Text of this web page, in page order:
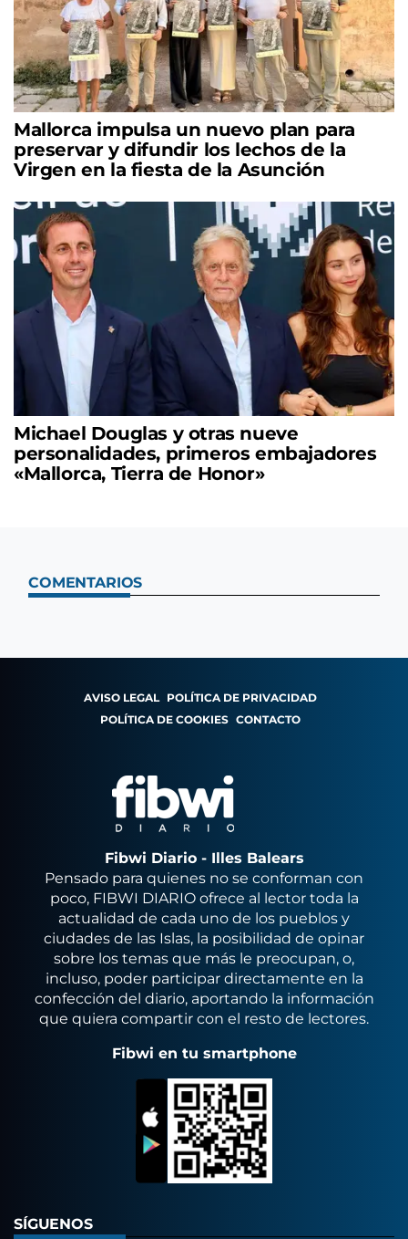
Mallorca impulsa un nuevo plan para
preservar y difundir los lechos de la
Virgen en la fiesta de la Asunción
Michael Douglas y otras nueve
personalidades, primeros embajadores
«Mallorca, Tierra de Honor»
COMENTARIOS
AVISO LEGAL POLÍTICA DE PRIVACIDAD
POLÍTICA DE COOKIES CONTACTO
Fibwi Diario - Illes Balears
Pensado para quienes no se conforman con
poco, FIBWI DIARIO ofrece al lector toda la
actualidad de cada uno de los pueblos y
ciudades de las Islas, la posibilidad de opinar
sobre los temas que más le preocupan, o,
incluso, poder participar directamente en la
confección del diario, aportando la información
que quiera compartir con el resto de lectores.
Fibwi en tu smartphone
SÍGUENOS